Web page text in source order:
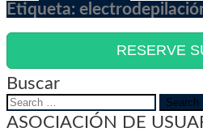
Etiqueta:
RESERVE
Buscar
Search
for:
ASOCIACIÓN DE